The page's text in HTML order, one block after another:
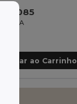
52085
CUPPA
ao Carrinho